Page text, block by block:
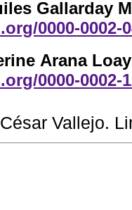
Gallarday
0000-0002-
Arana
0000-0002-
Vallejo.